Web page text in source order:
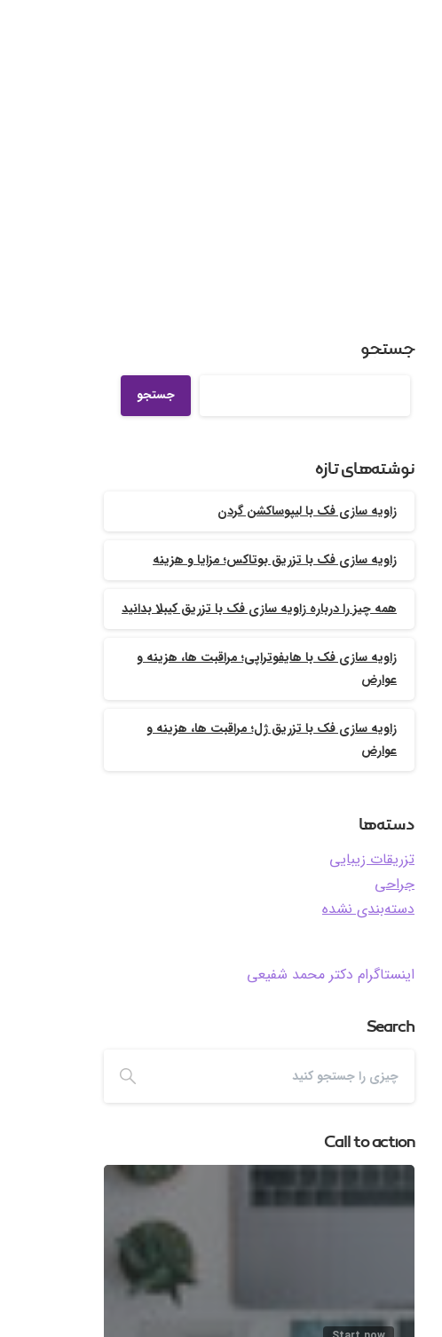
جستجو
جستجو
نوشته‌های تازه
زاویه سازی فک با لیپوساکشن گردن
زاویه سازی فک با تزریق بوتاکس؛ مزایا و هزینه
همه چیز را درباره زاویه سازی فک با تزریق کیبلا بدانید
زاویه سازی فک با هایفوتراپی؛ مراقبت ها، هزینه و
عوارض
زاویه سازی فک با تزریق ژل؛ مراقبت ها، هزینه و
عوارض
دسته‌ها
تزریقات زیبایی
جراحی
دسته‌بندی نشده
اینستاگرام دکتر محمد شفیعی
Search
Call to action